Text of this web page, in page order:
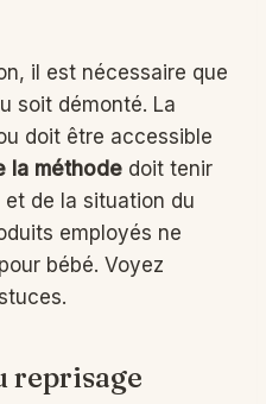
il est nécessaire que
soit démonté. La
doit être accessible
la méthode doit tenir
de la situation du
employés ne
bébé. Voyez
reprisage